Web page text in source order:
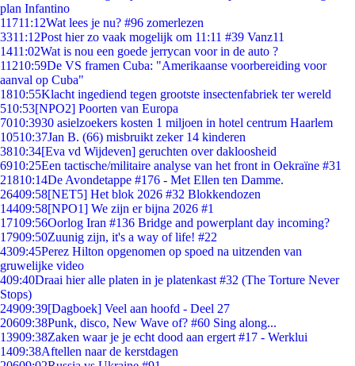
plan Infantino
11711:12Wat lees je nu? #96 zomerlezen
3311:12Post hier zo vaak mogelijk om 11:11 #39 Vanz11
1411:02Wat is nou een goede jerrycan voor in de auto ?
11210:59De VS framen Cuba: "Amerikaanse voorbereiding voor
aanval op Cuba"
1810:55Klacht ingediend tegen grootste insectenfabriek ter wereld
510:53[NPO2] Poorten van Europa
7010:3930 asielzoekers kosten 1 miljoen in hotel centrum Haarlem
10510:37Jan B. (66) misbruikt zeker 14 kinderen
3810:34[Eva vd Wijdeven] geruchten over dakloosheid
6910:25Een tactische/militaire analyse van het front in Oekraïne #31
21810:14De Avondetappe #176 - Met Ellen ten Damme.
26409:58[NET5] Het blok 2026 #32 Blokkendozen
14409:58[NPO1] We zijn er bijna 2026 #1
17109:56Oorlog Iran #136 Bridge and powerplant day incoming?
17909:50Zuunig zijn, it's a way of life! #22
4309:45Perez Hilton opgenomen op spoed na uitzenden van
gruwelijke video
409:40Draai hier alle platen in je platenkast #32 (The Torture Never
Stops)
24909:39[Dagboek] Veel aan hoofd - Deel 27
20609:38Punk, disco, New Wave of? #60 Sing along...
13909:38Zaken waar je je echt dood aan ergert #17 - Werklui
1409:38Aftellen naar de kerstdagen